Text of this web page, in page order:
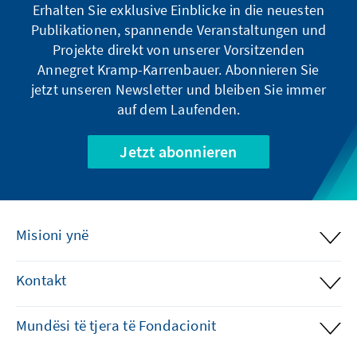
Erhalten Sie exklusive Einblicke in die neuesten
Publikationen, spannende Veranstaltungen und
Projekte direkt von unserer Vorsitzenden
Annegret Kramp-Karrenbauer. Abonnieren Sie
jetzt unseren Newsletter und bleiben Sie immer
auf dem Laufenden.
Jetzt abonnieren
Misioni ynë
Kontakt
Mundësi të tjera të Fondacionit